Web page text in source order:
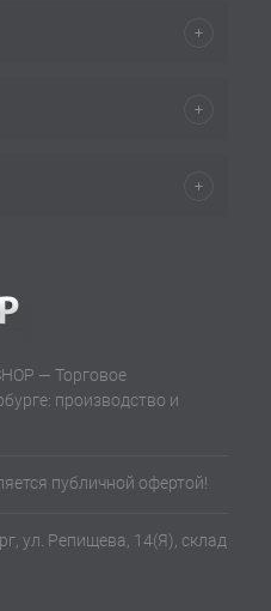
— Торговое
производство и
публичной офертой!
ул. Репищева, 14(Я), склад